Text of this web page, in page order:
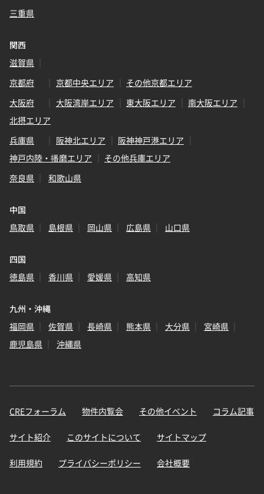
三重県
関西
滋賀県
京都府
京都中央エリア
その他京都エリア
大阪府
大阪湾岸エリア 東大阪エリア
南大阪エリア
北摂エリア
兵庫県
阪神北エリア
阪神神戸港エリア
神戸内陸・播磨エリア
その他兵庫エリア
奈良県
和歌山県
中国
鳥取県
島根県 岡山県 広島県 山口県
四国
徳島県
香川県 愛媛県 高知県
九州・沖縄
福岡県
佐賀県 長崎県 熊本県 大分県
宮崎県
鹿児島県
沖縄県
CREフォーラム 物件内覧会 その他イベント コラム記事
サイト紹介 このサイトについて サイトマップ
利用規約 プライバシーポリシー 会社概要